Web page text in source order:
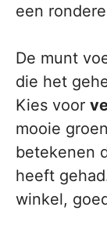
een
De munt
die het
Kies voor
mooie
betekenen
heeft
winkel,